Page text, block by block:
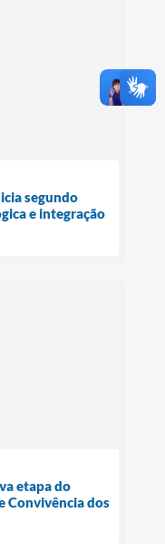
segundo
e integração
etapa do
Convivência dos